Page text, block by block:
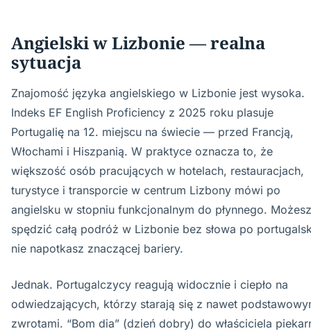
Angielski w Lizbonie — realna
sytuacja
Znajomość języka angielskiego w Lizbonie jest wysoka.
Indeks EF English Proficiency z 2025 roku plasuje
Portugalię na 12. miejscu na świecie — przed Francją,
Włochami i Hiszpanią. W praktyce oznacza to, że
większość osób pracujących w hotelach, restauracjach,
turystyce i transporcie w centrum Lizbony mówi po
angielsku w stopniu funkcjonalnym do płynnego. Możesz
spędzić całą podróż w Lizbonie bez słowa po
nie napotkasz znaczącej bariery.
Jednak. Portugalczycy reagują widocznie i ciepło na
odwiedzających, którzy starają się z nawet
zwrotami. “Bom dia” (dzień dobry) do właściciela